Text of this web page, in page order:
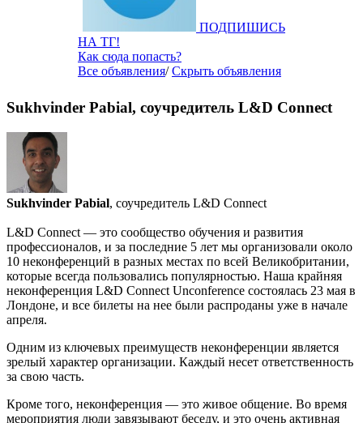
ПОДПИШИСЬ
НА ТГ!
Как сюда попасть?
Все объявления/Скрыть объявления
Sukhvinder Pabial, соучредитель L&D Connect
Sukhvinder Pabial, соучредитель L&D Connect
L&D Connect — это сообщество обучения и развития
профессионалов, и за последние 5 лет мы организовали около
10 неконференций в разных местах по всей Великобритании,
которые всегда пользовались популярностью. Наша крайняя
неконференция L&D Connect Unconference состоялась 23 мая в
Лондоне, и все билеты на нее были распроданы уже в начале
апреля.
Одним из ключевых преимуществ неконференции является
зрелый характер организации. Каждый несет ответственность
за свою часть.
Кроме того, неконференция — это живое общение. Во время
мероприятия люди завязывают беседу, и это очень активная